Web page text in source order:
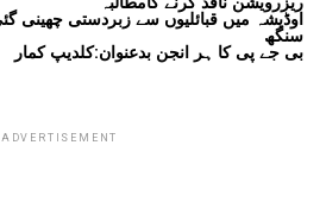
سنگھ
بی جے پی کا ہر انجن بدعنوان:کلدیپ کمار
ADVERTISEMENT